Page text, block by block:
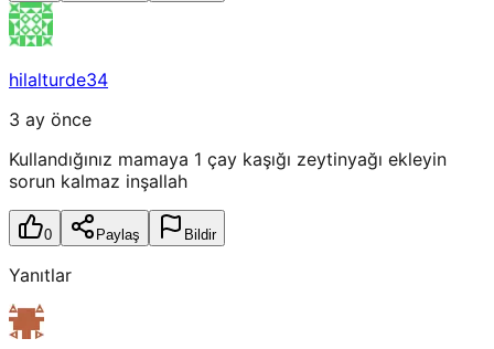
hilalturde34
3 ay önce
Kullandığınız mamaya 1 çay kaşığı zeytinyağı ekleyin
sorun kalmaz inşallah
0 Paylaş Bildir
Yanıtlar